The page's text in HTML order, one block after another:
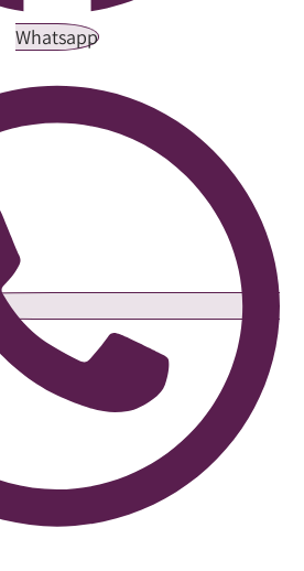
Whatsapp